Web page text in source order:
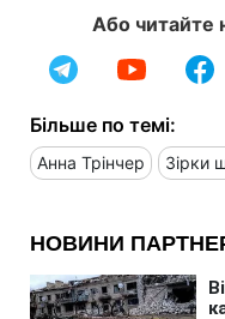
Або читайте
Більше по темі:
Анна Трінчер Зірки